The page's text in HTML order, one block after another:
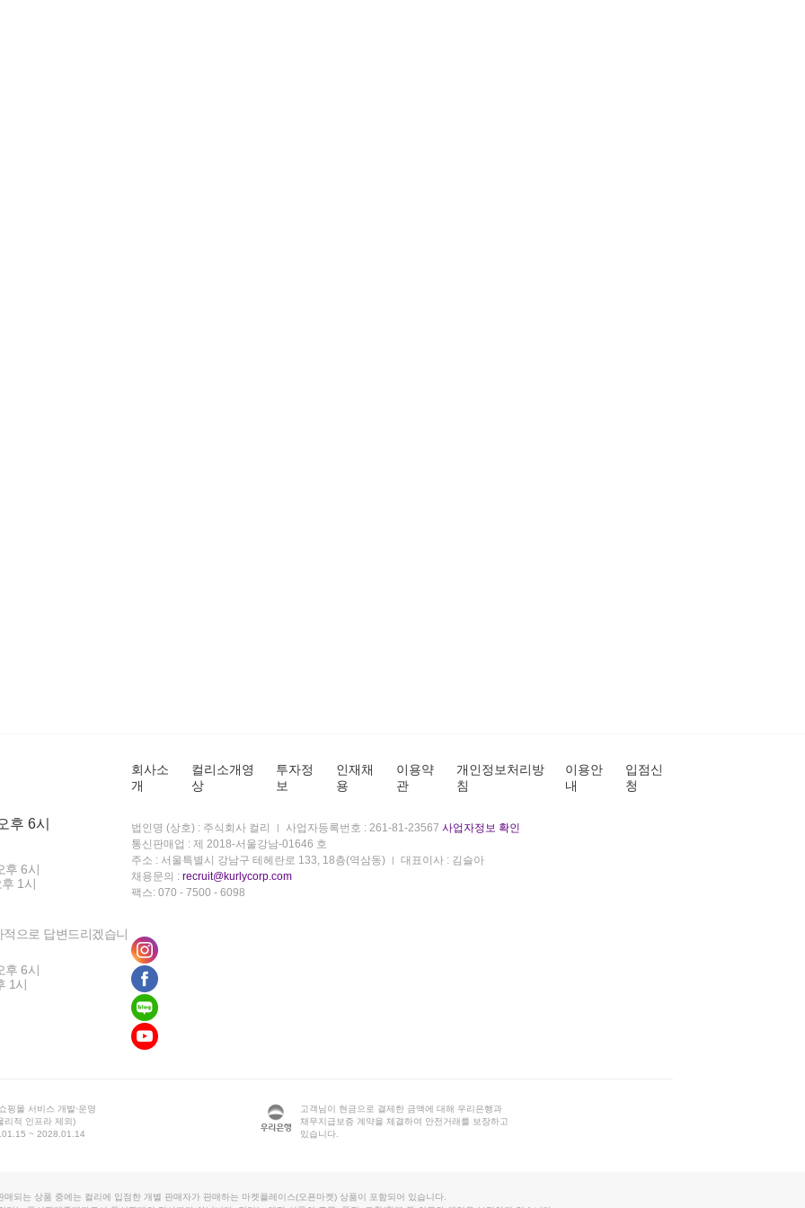
후 6시
후 6시
1시
으로 답변드리겠습니
후 6시
1시
회사소
개
컬리소개영
상
투자정
보
인재채
용
이용약
관
개인정보처리방
침
이용안
내
입점신
청
법인명 (상호) : 주식회사 컬리 사업자등록번호 : 261-81-23567 사업자정보 확인
통신판매업 : 제 2018-서울강남-01646 호
주소 : 서울특별시 강남구 테헤란로 133, 18층(역삼동)
대표이사 : 김슬아
채용문의 : recruit@kurlycorp.com
팩스: 070 - 7500 - 6098
핑몰 서비스 개발·운영
리적 인프라 제외)
~ 2028.01.14
고객님이 현금으로 결제한 금액에 대해 우리은행과
채무지급보증 계약을 체결하여 안전거래를 보장하고
있습니다.
매되는 상품 중에는 컬리에 입점한 개별 판매자가 판매하는 마켓플레이스(오픈마켓) 상품이 포함되어 있습니다.